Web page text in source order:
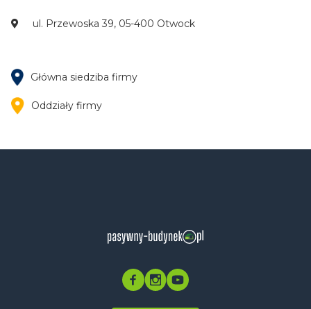
ul. Przewoska 39, 05-400 Otwock
Główna siedziba firmy
Oddziały firmy